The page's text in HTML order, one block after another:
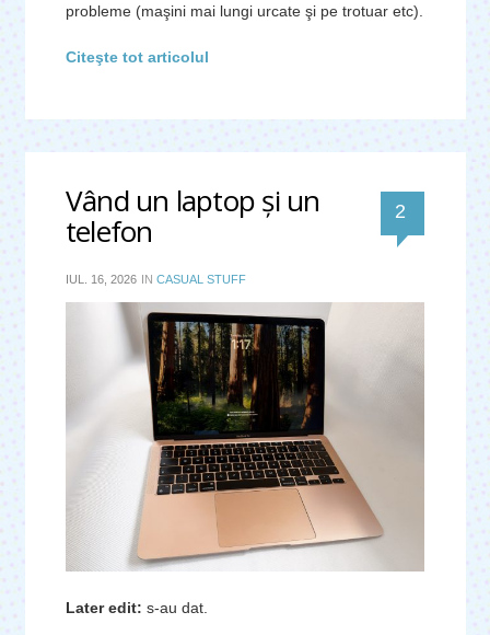
probleme (maşini mai lungi urcate şi pe trotuar etc).
Citeşte tot articolul
Vând un laptop şi un
telefon 2
IUL. 16, 2026 IN CASUAL STUFF
Later edit: s-au dat.